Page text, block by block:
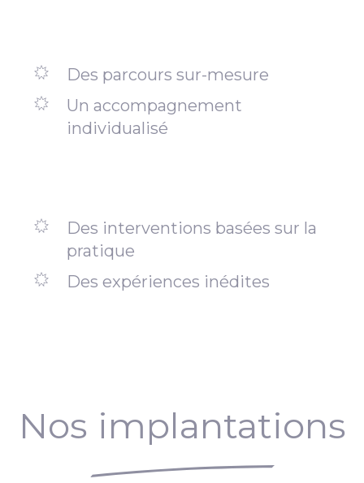
Des parcours sur-mesure
Un accompagnement
individualisé
Des interventions basées sur la
pratique
Des expériences inédites
Nos implantations